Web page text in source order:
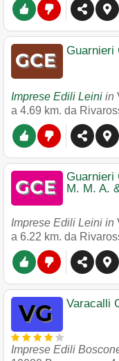
Guarnieri
Imprese Edili Leini in
a 4.69 km. da
Guarnieri
M. M. A.
Imprese Edili Leini in
a 6.22 km. da
Varacalli
Imprese Edili